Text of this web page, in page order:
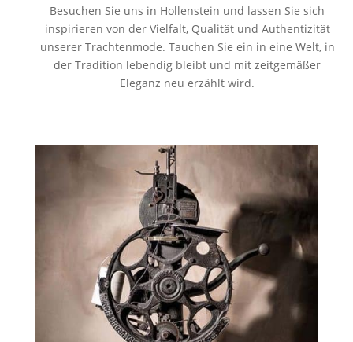
Besuchen Sie uns in Hollenstein und lassen Sie sich
inspirieren von der Vielfalt, Qualität und Authentizität
unserer Trachtenmode. Tauchen Sie ein in eine Welt, in
der Tradition lebendig bleibt und mit zeitgemäßer
Eleganz neu erzählt wird.